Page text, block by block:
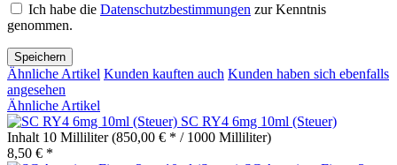
Ich habe die Datenschutzbestimmungen zur Kenntnis
genommen.
Speichern
Ähnliche Artikel Kunden kauften auch Kunden haben sich ebenfalls
angesehen
Ähnliche Artikel
SC RY4 6mg 10ml (Steuer)
Inhalt 10 Milliliter(850,00 € * / 1000 Milliliter)
8,50 € *